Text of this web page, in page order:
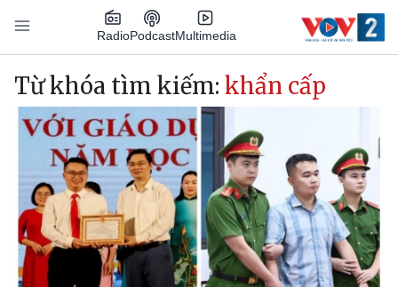
Nhảy đến nội dung
RadioPodcastMultimedia
Main navigation
Từ khóa tìm kiếm: khẩn cấp